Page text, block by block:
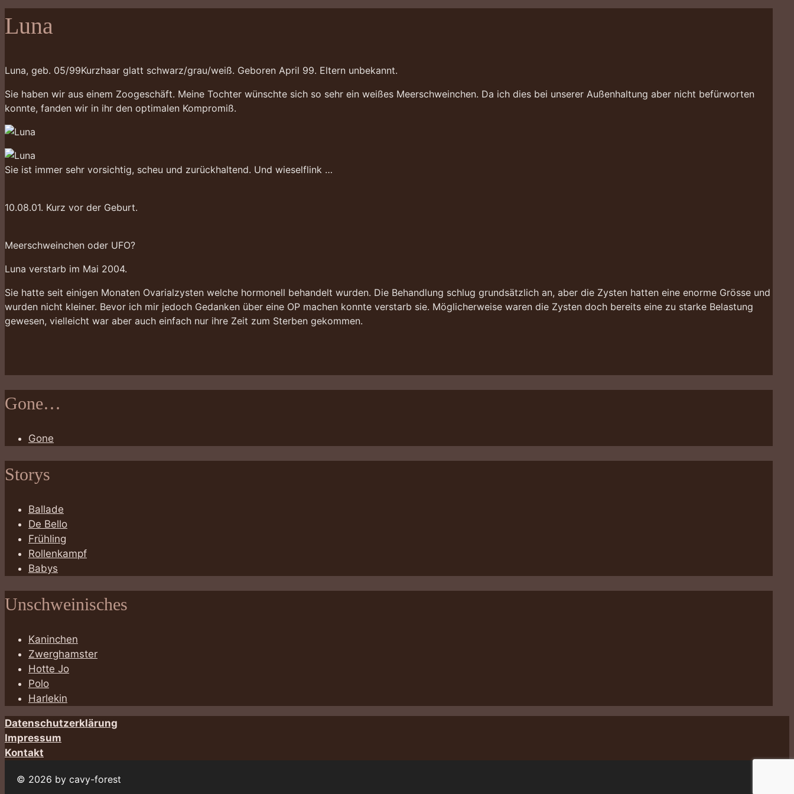
Luna
Luna, geb. 05/99Kurzhaar glatt schwarz/grau/weiß. Geboren April 99. Eltern unbekannt.
Sie haben wir aus einem Zoogeschäft. Meine Tochter wünschte sich so sehr ein weißes Meerschweinchen. Da ich dies bei unserer Außenhaltung aber nicht befürworten
konnte, fanden wir in ihr den optimalen Kompromiß.
Sie ist immer sehr vorsichtig, scheu und zurückhaltend. Und wieselflink …
10.08.01. Kurz vor der Geburt.
Meerschweinchen oder UFO?
Luna verstarb im Mai 2004.
Sie hatte seit einigen Monaten Ovarialzysten welche hormonell behandelt wurden. Die Behandlung schlug grundsätzlich an, aber die Zysten hatten eine enorme Grösse und
wurden nicht kleiner. Bevor ich mir jedoch Gedanken über eine OP machen konnte verstarb sie. Möglicherweise waren die Zysten doch bereits eine zu starke Belastung
gewesen, vielleicht war aber auch einfach nur ihre Zeit zum Sterben gekommen.
Gone…
Gone
Storys
Ballade
De Bello
Frühling
Rollenkampf
Babys
Unschweinisches
Kaninchen
Zwerghamster
Hotte Jo
Polo
Harlekin
Datenschutzerklärung
Impressum
Kontakt
© 2026 by cavy-forest